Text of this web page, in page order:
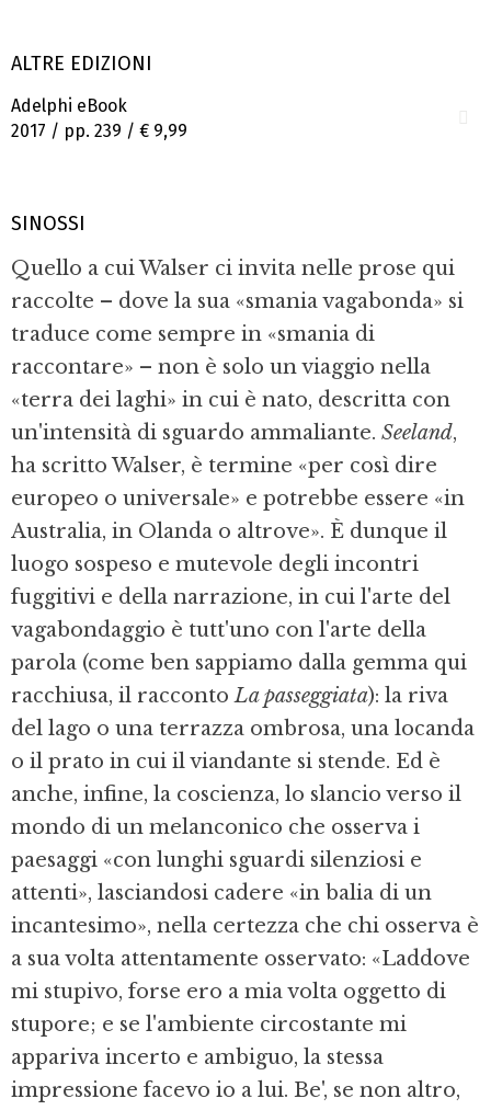
ALTRE EDIZIONI
Adelphi eBook
2017 / pp. 239 / € 9,99
SINOSSI
Quello a cui Walser ci invita nelle prose qui
raccolte – dove la sua «smania vagabonda» si
traduce come sempre in «smania di
raccontare» – non è solo un viaggio nella
«terra dei laghi» in cui è nato, descritta con
un'intensità di sguardo ammaliante. Seeland,
ha scritto Walser, è termine «per così dire
europeo o universale» e potrebbe essere «in
Australia, in Olanda o altrove». È dunque il
luogo sospeso e mutevole degli incontri
fuggitivi e della narrazione, in cui l'arte del
vagabondaggio è tutt'uno con l'arte della
parola (come ben sappiamo dalla gemma qui
racchiusa, il raccontoLa passeggiata): la riva
del lago o una terrazza ombrosa, una locanda
o il prato in cui il viandante si stende. Ed è
anche, infine, la coscienza, lo slancio verso il
mondo di un melanconico che osserva i
paesaggi «con lunghi sguardi silenziosi e
attenti», lasciandosi cadere «in balia di un
incantesimo», nella certezza che chi osserva è
a sua volta attentamente osservato: «Laddove
mi stupivo, forse ero a mia volta oggetto di
stupore; e se l'ambiente circostante mi
appariva incerto e ambiguo, la stessa
impressione facevo io a lui. Be', se non altro,